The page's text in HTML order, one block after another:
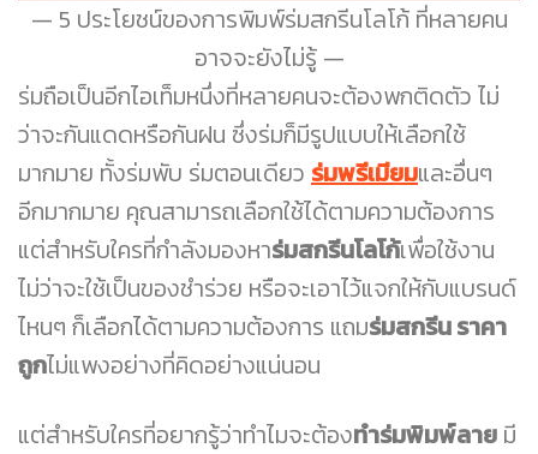
5 ประโยชน์ของการพิมพ์ร่มสกรีนโลโก้ ที่หลายคน
อาจจะยังไม่รู้
ร่มถือเป็นอีกไอเท็มหนึ่งที่หลายคนจะต้องพกติดตัว ไม่
ว่าจะกันแดดหรือกันฝน ซึ่งร่มก็มีรูปแบบให้เลือกใช้
มากมาย ทั้งร่มพับ ร่มตอนเดียว ร่มพรีเมียมและอื่นๆ
อีกมากมาย คุณสามารถเลือกใช้ได้ตามความต้องการ
แต่สำหรับใครที่กำลังมองหาร่มสกรีนโลโก้เพื่อใช้งาน
ไม่ว่าจะใช้เป็นของชำร่วย หรือจะเอาไว้แจกให้กับแบรนด์
ไหนๆ ก็เลือกได้ตามความต้องการ แถมร่มสกรีน ราคา
ถูกไม่แพงอย่างที่คิดอย่างแน่นอน
แต่สำหรับใครที่อยากรู้ว่าทำไมจะต้องทำร่มพิมพ์ลาย มี